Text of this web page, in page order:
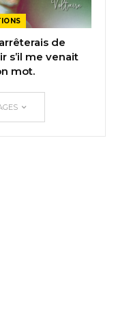
de
s’il me venait
mot.